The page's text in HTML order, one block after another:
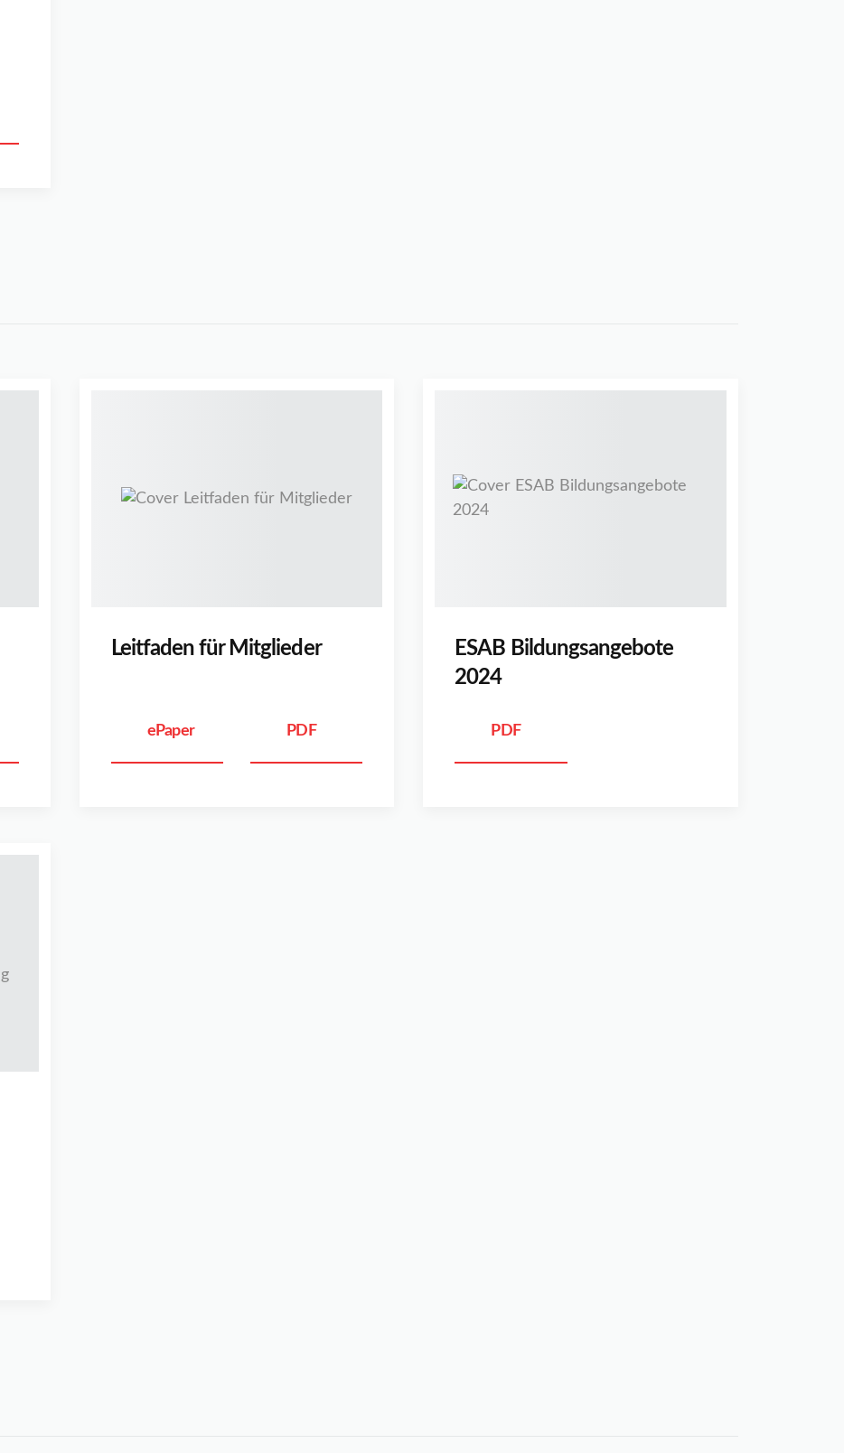
Leitfaden für Mitglieder
ePaper PDF
ESAB Bildungsangebote
2024
PDF